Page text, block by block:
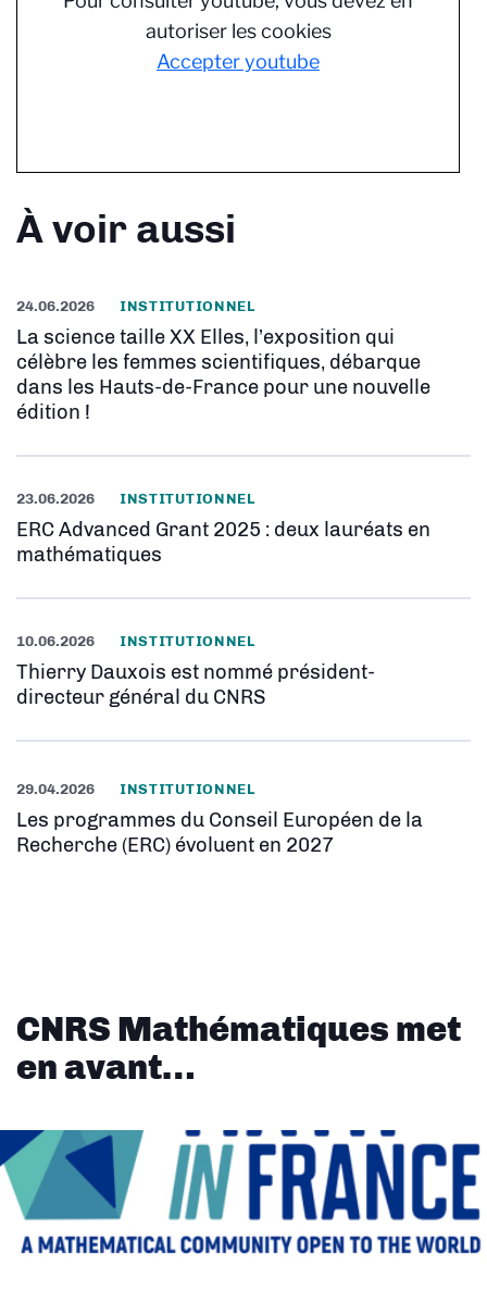
autoriser les cookies
Accepter youtube
À voir aussi
24.06.2026 INSTITUTIONNEL
La science taille XX Elles, l’exposition qui
célèbre les femmes scientifiques, débarque
dans les Hauts-de-France pour une nouvelle
édition !
23.06.2026 INSTITUTIONNEL
ERC Advanced Grant 2025 : deux lauréats en
mathématiques
10.06.2026 INSTITUTIONNEL
Thierry Dauxois est nommé président-
directeur général du CNRS
29.04.2026 INSTITUTIONNEL
Les programmes du Conseil Européen de la
Recherche (ERC) évoluent en 2027
CNRS Mathématiques met
en avant…